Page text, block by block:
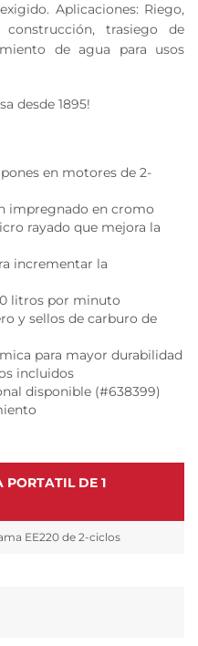
Aplicaciones: Riego,
trasiego de
de agua para usos
desde 1895!
en motores de 2-
impregnado en cromo
rayado que mejora la
incrementar la
litros por minuto
y sellos de carburo de
para mayor durabilidad
incluidos
disponible (#638399)
DE 1
EE220 de 2-ciclos